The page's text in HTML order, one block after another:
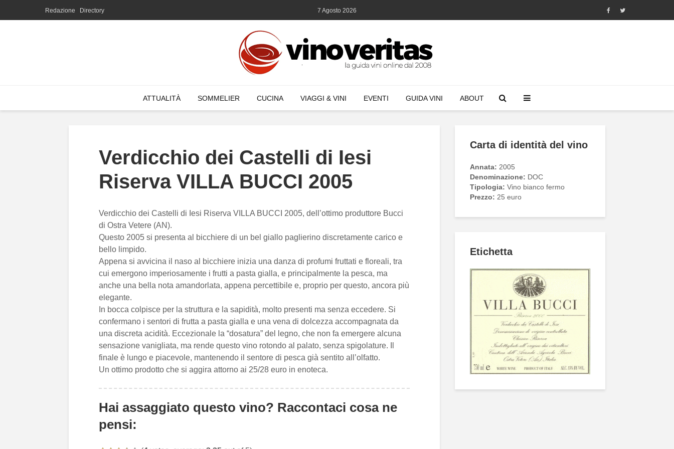
Redazione Directory 7 Agosto 2026
ATTUALITÀ SOMMELIER CUCINA VIAGGI & VINI EVENTI GUIDA VINI ABOUT
Verdicchio dei Castelli di Iesi
Riserva VILLA BUCCI 2005
Verdicchio dei Castelli di Iesi Riserva VILLA BUCCI 2005, dell’ottimo produttore Bucci
di Ostra Vetere (AN).
Questo 2005 si presenta al bicchiere di un bel giallo paglierino discretamente carico e
bello limpido.
Appena si avvicina il naso al bicchiere inizia una danza di profumi fruttati e floreali, tra
cui emergono imperiosamente i frutti a pasta gialla, e principalmente la pesca, ma
anche una bella nota amandorlata, appena percettibile e, proprio per questo, ancora più
elegante.
In bocca colpisce per la struttura e la sapidità, molto presenti ma senza eccedere. Si
confermano i sentori di frutta a pasta gialla e una vena di dolcezza accompagnata da
una discreta acidità. Eccezionale la “dosatura” del legno, che non fa emergere alcuna
sensazione vanigliata, ma rende questo vino rotondo al palato, senza spigolature. Il
finale è lungo e piacevole, mantenendo il sentore di pesca già sentito all’olfatto.
Un ottimo prodotto che si aggira attorno ai 25/28 euro in enoteca.
Hai assaggiato questo vino? Raccontaci cosa ne
pensi:
Carta di identità del vino
Annata: 2005
Denominazione: DOC
Tipologia: Vino bianco fermo
Prezzo: 25 euro
Etichetta